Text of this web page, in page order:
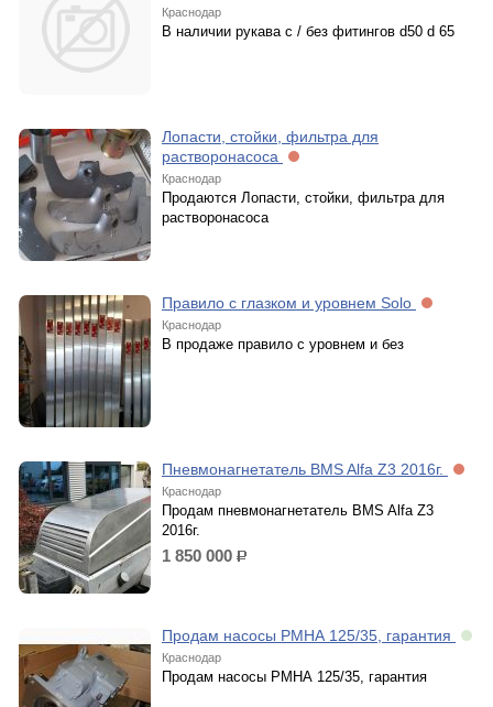
Краснодар
В наличии рукава с / без фитингов d50 d 65
Лопасти, стойки, фильтра для
растворонасоса
Краснодар
Продаются Лопасти, стойки, фильтра для
растворонасоса
Правило с глазком и уровнем Solo
Краснодар
В продаже правило с уровнем и без
Пневмонагнетатель BMS Alfa Z3 2016г.
Краснодар
Продам пневмонагнетатель BMS Alfa Z3
2016г.
1 850 000 р.
Продам насосы РМНА 125/35, гарантия
Краснодар
Продам насосы РМНА 125/35, гарантия